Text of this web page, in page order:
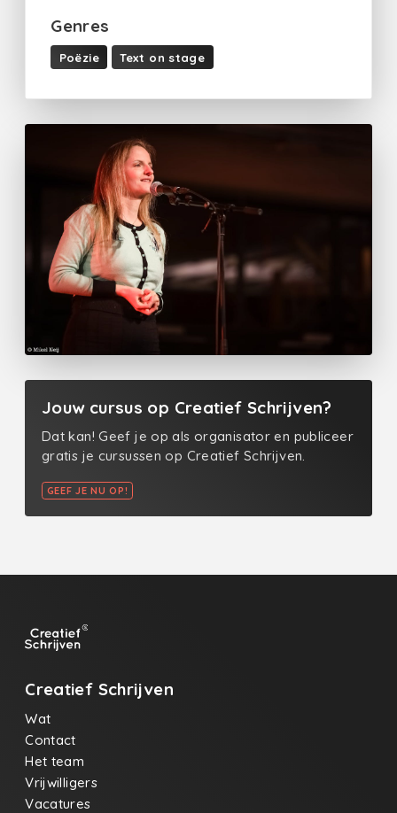
Genres
Poëzie Text on stage
Jouw cursus op Creatief Schrijven?
Dat kan! Geef je op als organisator en publiceer
gratis je cursussen op Creatief Schrijven.
GEEF JE NU OP!
Creatief Schrijven
Wat
Contact
Het team
Vrijwilligers
Vacatures